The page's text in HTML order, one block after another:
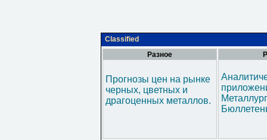
Classified
Разное
Прогнозы цен на рынке
черных, цветных и
драгоценных металлов.